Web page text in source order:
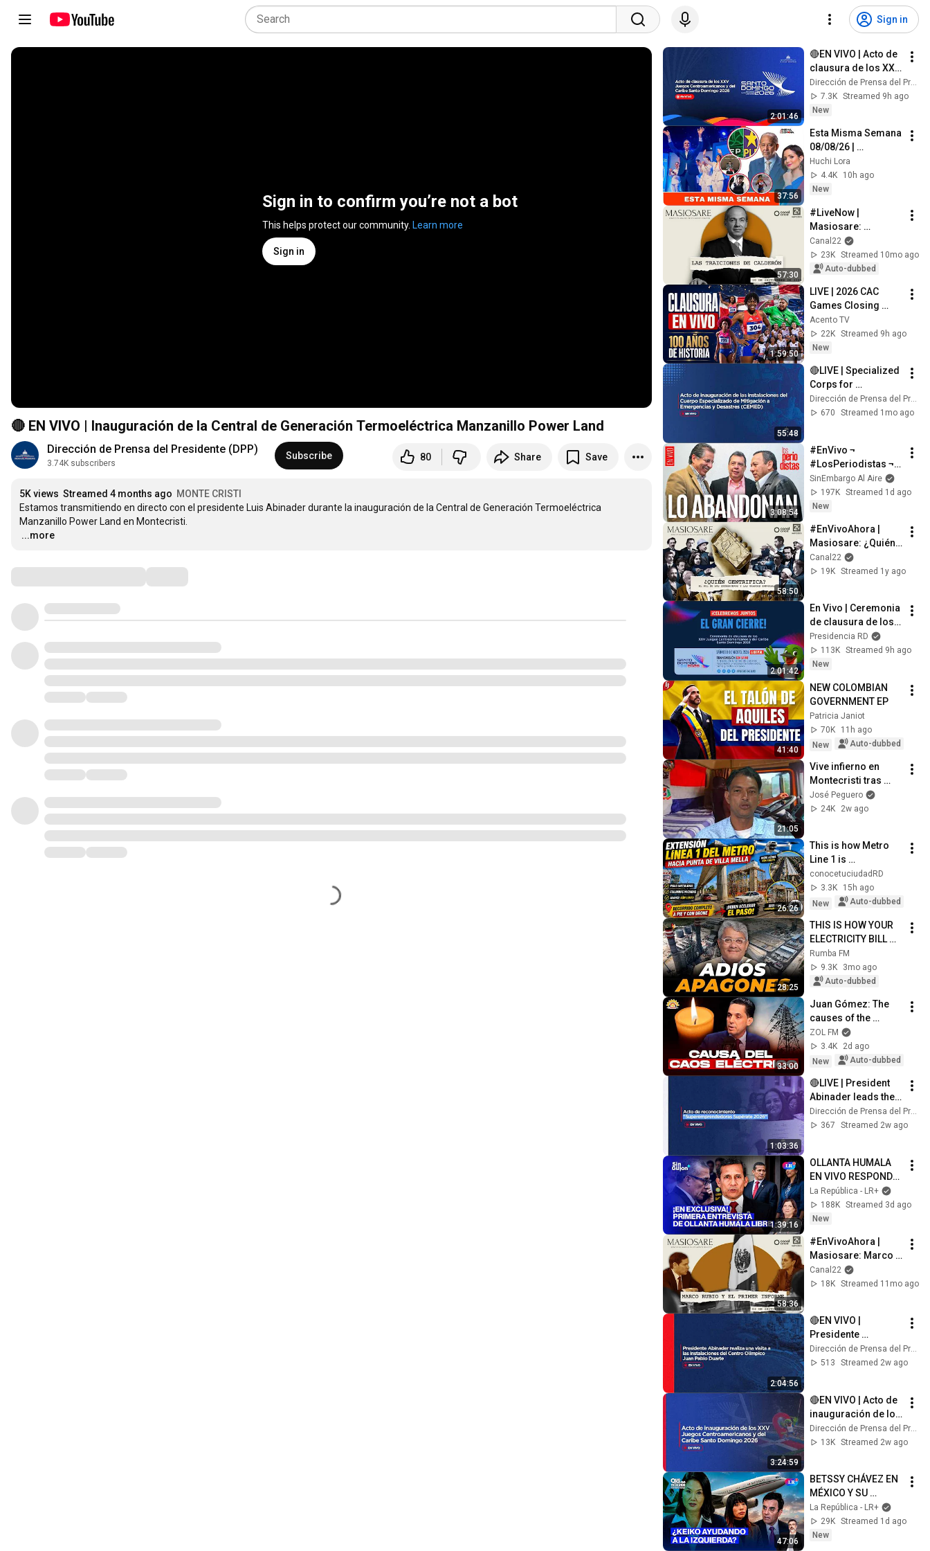
Sign in
Sign in to confirm you’re not a bot
This helps protect our community. Learn more
Sign in
🔴 EN VIVO | Inauguración de la Central de Generación Termoeléctrica Manzanillo Power Land
Dirección de Prensa del Presidente (DPP)
3.74K subscribers
Subscribe 80 Share Save
5K views Streamed 4 months ago MONTE CRISTI
Estamos transmitiendo en directo con el presidente Luis Abinader durante la inauguración de la Central de Generación Termoeléctrica
…
...more
2:01:46
🔴EN VIVO | Acto de
clausura de los XXV
Juegos
Centroamericanos y
del Caribe Santo
Dirección de Prensa del Presidente (DPP)
7.3K Streamed 9h ago
New
37:56
Esta Misma Semana
08/08/26 |
Conducido por
Huchi Lora y Diana
Lora | Esta Misma
Huchi Lora
4.4K
10h ago
New
57:30
#LiveNow |
Masiosare:
Calderón's betrayals
(10/09/2025)
Canal22
23K Streamed 10mo ago
Auto-dubbed
1:59:50
LIVE | 2026 CAC
Games Closing
Ceremony from the
Dominican
Republic. 100 years
Acento TV
22K Streamed 9h ago
New
55:48
🔴LIVE | Specialized
Corps for
Emergency and
Disaster Mitigation
Dirección de Prensa del Presidente (DPP)
670
Streamed 1mo ago
3:08:54
#EnVivo ¬
#LosPeriodistas ¬
Los perredistas, hoy
en Somos México,
le dan la espalda a
SinEmbargo Al Aire
197K Streamed 1d ago
New
58:50
#EnVivoAhora |
Masiosare: ¿Quién
gentrifica? El rol de
los extranjeros y las
Canal22
19K Streamed 1y ago
2:01:42
En Vivo | Ceremonia
de clausura de los
XXV Juegos
Centroamericanos y
del Caribe Santo
Presidencia RD
113K Streamed 9h ago
New
41:40
NEW COLOMBIAN
GOVERNMENT EP
Patricia Janiot
70K
11h ago
New
Auto-dubbed
21:05
Vive infierno en
Montecristi tras
robo de identidad
José Peguero
24K
2w ago
26:26
This is how Metro
Line 1 is
progressing! Big
changes, but
construction
conocetuciudadRD
3.3K
15h ago
New
Auto-dubbed
28:25
THIS IS HOW YOUR
ELECTRICITY BILL
WILL CHANGE WITH
MANZANILLO
POWER LAND
Rumba FM
9.3K
3mo ago
Auto-dubbed
33:00
Juan Gómez: The
causes of the
electricity deficit in
the DR
ZOL FM
3.4K
2d ago
New
Auto-dubbed
1:03:36
🔴LIVE | President
Abinader leads the
"Supérate Super-
entrepreneur
ceremony
Dirección de Prensa del Presidente (DPP)
367
Streamed 2w ago
1:39:16
OLLANTA HUMALA
EN VIVO RESPONDE
Y LA TRAMPA DE
LÓPEZ ALIAGA | SIN
GUION CON ROSA
La República - LR+
188K Streamed 3d ago
New
58:36
#EnVivoAhora |
Masiosare: Marco
Rubio y el Primer
Informe (3/09/2025)
Canal22
18K Streamed 11mo ago
2:04:56
🔴EN VIVO |
Presidente
Abinader realiza
visita a
Juan Pablo Duarte
Dirección de Prensa del Presidente (DPP)
513
Streamed 2w ago
3:24:59
🔴EN VIVO | Acto de
inauguración de los
XXV Juegos
Centroamericanos y
Dirección de Prensa del Presidente (DPP)
13K Streamed 2w ago
47:06
BETSSY CHÁVEZ EN
MÉXICO Y SU
ABOGADO HABLA EN
VIVO | QUE NO SE TE
OLVIDE CON CARLOS
La República - LR+
29K Streamed 1d ago
New